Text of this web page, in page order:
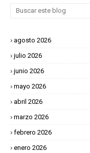
agosto 2026
julio 2026
junio 2026
mayo 2026
abril 2026
marzo 2026
febrero 2026
enero 2026